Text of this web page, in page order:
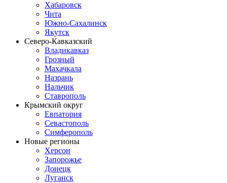
Хабаровск
Чита
Южно-Сахалинск
Якутск
Северо-Кавказский
Владикавказ
Грозный
Махачкала
Назрань
Нальчик
Ставрополь
Крымский округ
Евпатория
Севастополь
Симферополь
Новые регионы
Херсон
Запорожье
Донецк
Луганск